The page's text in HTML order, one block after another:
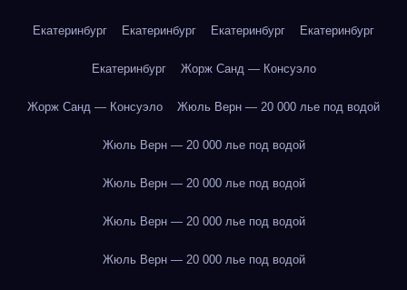
Екатеринбург Екатеринбург Екатеринбург Екатеринбург
Екатеринбург Жорж Санд — Консуэло
Жорж Санд — Консуэло Жюль Верн — 20 000 лье под водой
Жюль Верн — 20 000 лье под водой
Жюль Верн — 20 000 лье под водой
Жюль Верн — 20 000 лье под водой
Жюль Верн — 20 000 лье под водой